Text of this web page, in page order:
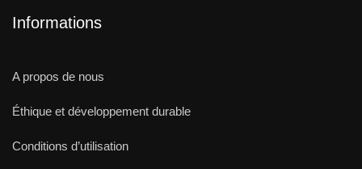
Informations
A propos de nous
Éthique et développement durable
Conditions d’utilisation